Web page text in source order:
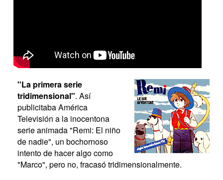
"La primera serie
tridimensional". Así
publicitaba América
Televisión a la inocentona
serie animada "Remi: El niño
de nadie", un bochornoso
intento de hacer algo como
"Marco", pero no, fracasó tridimensionalmente.